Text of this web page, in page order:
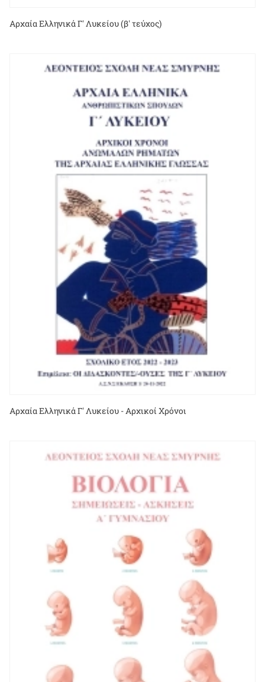
Αρχαία Ελληνικά Γ' Λυκείου (β' τεύχος)
Αρχαία Ελληνικά Γ' Λυκείου - Αρχικοί Χρόνοι